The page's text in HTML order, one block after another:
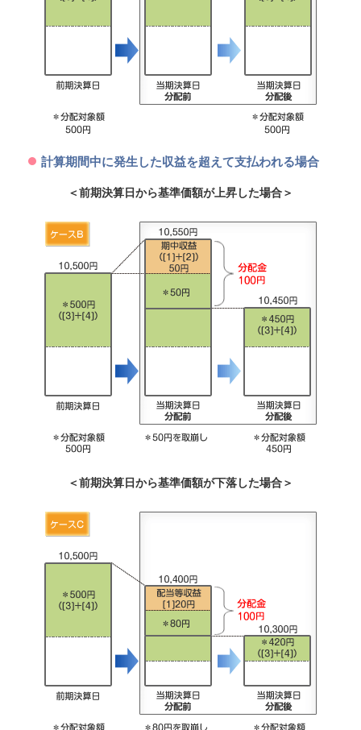
計算期間中に発生した収益を超えて支払われる場合
＜前期決算日から基準価額が上昇した場合＞
＜前期決算日から基準価額が下落した場合＞